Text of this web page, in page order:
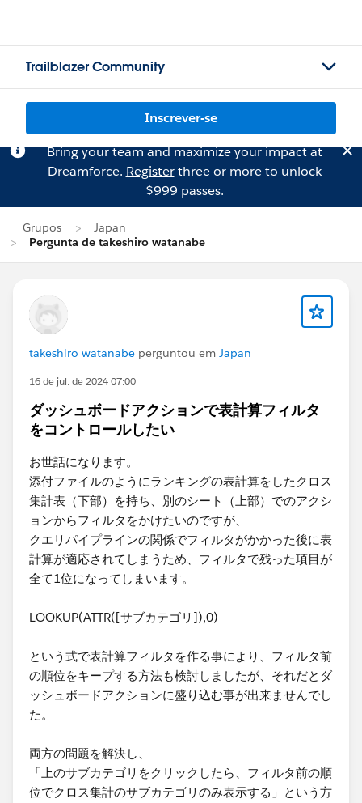
Trailblazer Community
Inscrever-se
Bring your team and maximize your impact at
Dreamforce. Registerthree or more to unlock
$999 passes.
Grupos
Japan
Pergunta de takeshiro watanabe
takeshiro watanabe perguntou em Japan
16 de jul. de 2024 07:00
ダッシュボードアクションで表計算フィルタ
をコントロールしたい
お世話になります。
添付ファイルのようにランキングの表計算をしたクロス
集計表（下部）を持ち、別のシート（上部）でのアクシ
ョンからフィルタをかけたいのですが、
クエリパイプラインの関係でフィルタがかかった後に表
計算が適応されてしまうため、フィルタで残った項目が
全て1位になってしまいます。
LOOKUP(ATTR([サブカテゴリ]),0)
という式で表計算フィルタを作る事により、フィルタ前
の順位をキープする方法も検討しましたが、それだとダ
ッシュボードアクションに盛り込む事が出来ませんでし
た。
両方の問題を解決し、
「上のサブカテゴリをクリックしたら、フィルタ前の順
位でクロス集計のサブカテゴリのみ表示する」という方